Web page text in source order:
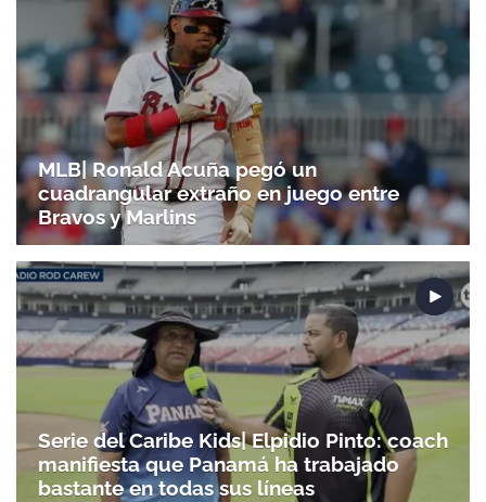
Gracias por suscribirte a nuestro boletín.
MLB| Ronald Acuña pegó un
cuadrangular extraño en juego entre
Bravos y Marlins
Serie del Caribe Kids| Elpidio Pinto: coach
manifiesta que Panamá ha trabajado
bastante en todas sus líneas